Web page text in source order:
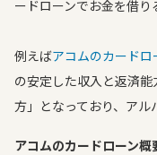
ードローンでお金を借り
例えばアコムのカードロ
の安定した収入と返済
方」となっており、アル
アコムのカードローン概